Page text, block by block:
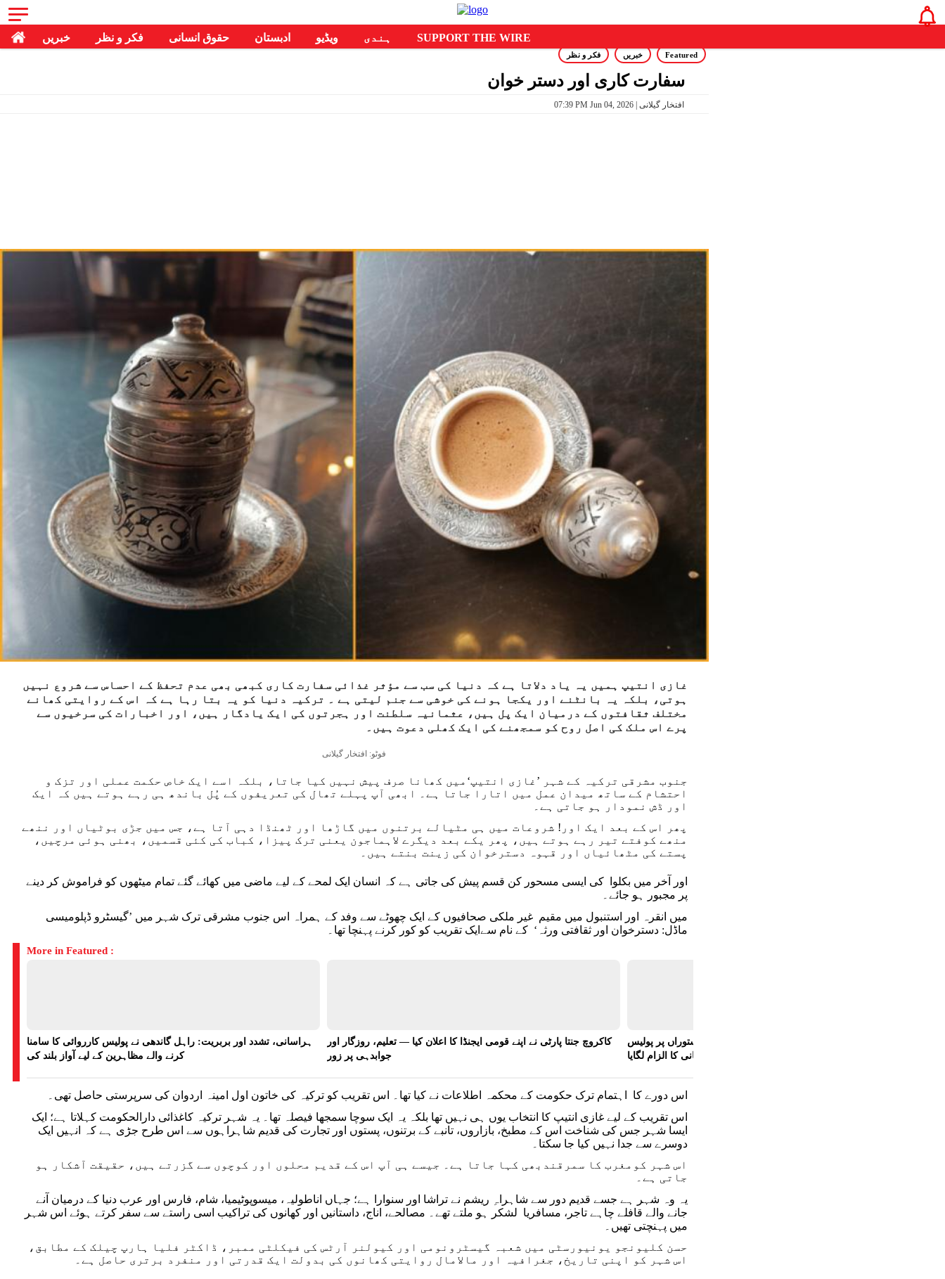
خبریں فکر و نظر حقوق انسانی ادبستان ویڈیو ہندی SUPPORT THE WIRE
Featured خبریں فکر و نظر
سفارت کاری اور دستر خوان
07:39 PM Jun 04, 2026 | افتخار گیلانی
غازی انتیپ ہمیں یہ یاد دلاتا ہے کہ دنیا کی سب سے مؤثر غذائی سفارت کاری کبھی بھی عدم تحفظ کے احساس سے شروع نہیں
ہوتی، بلکہ یہ بانٹنے اور یکجا ہونے کی خوشی سے جنم لیتی ہے ۔ ترکیہ دنیا کو یہ بتا رہا ہے کہ اس کے روایتی کھانے
مختلف ثقافتوں کے درمیان ایک پل ہیں، عثمانیہ سلطنت اور ہجرتوں کی ایک یادگار ہیں، اور اخبارات کی سرخیوں سے
پرے اس ملک کی اصل روح کو سمجھنے کی ایک کھلی دعوت ہیں۔
فوٹو: افتخار گیلانی
جنوب مشرقی ترکیہ کے شہر ’غازی انتیپ‘میں کھانا صرف پیش نہیں کیا جاتا، بلکہ اسے ایک خاص حکمت عملی اور تزک و
احتشام کے ساتھ میدان عمل میں اتارا جاتا ہے۔ ابھی آپ پہلے تھال کی تعریفوں کے پُل باندھ ہی رہے ہوتے ہیں کہ ایک
اور ڈش نمودار ہو جاتی ہے۔
پھر اس کے بعد ایک اور! شروعات میں ہی مٹیالے برتنوں میں گاڑھا اور ٹھنڈا دہی آتا ہے، جس میں جڑی بوٹیاں اور ننھے
منھے کوفتے تیر رہے ہوتے ہیں، پھر یکے بعد دیگرے لاہماجون یعنی ترک پیزا، کباب کی کئی قسمیں، بھنی ہوئی مرچیں،
پستے کی مٹھائیاں اور قہوہ دسترخوان کی زینت بنتے ہیں۔
اور آخر میں بکلوا کی ایسی مسحور کن قسم پیش کی جاتی ہے کہ انسان ایک لمحے کے لیے ماضی میں کھائے گئے تمام میٹھوں کو فراموش کر دینے
پر مجبور ہو جائے۔
میں انقرہ اور استنبول میں مقیم غیر ملکی صحافیوں کے ایک چھوٹے سے وفد کے ہمراہ اس جنوب مشرقی ترک شہر میں ’گیسٹرو ڈپلومیسی
ماڈل: دسترخوان اور ثقافتی ورثہ‘ کے نام سےایک تقریب کو کور کرنے پہنچا تھا۔
More in Featured :
ہراسانی، تشدد اور بربریت: راہل گاندھی نے پولیس کارروائی کا سامنا
کرنے والے مظاہرین کے لیے آواز بلند کی
کاکروچ جنتا پارٹی نے اپنے قومی ایجنڈا کا اعلان کیا — تعلیم، روزگار اور
جوابدہی پر زور
سی جے پی تحریک: جنتر منتر پر کھانا پہنچانے والے ریستوراں پر پولیس
کا دباؤ، مالکان نے ہراسانی کا الزام لگایا
اس دورے کا اہتمام ترک حکومت کے محکمہ اطلاعات نے کیا تھا۔ اس تقریب کو ترکیہ کی خاتون اول امینہ اردوان کی سرپرستی حاصل تھی۔
اس تقریب کے لیے غازی انتیپ کا انتخاب یوں ہی نہیں تھا بلکہ یہ ایک سوچا سمجھا فیصلہ تھا۔ یہ شہر ترکیہ کاغذائی دارالحکومت کہلاتا ہے؛ ایک
ایسا شہر جس کی شناخت اس کے مطبخ، بازاروں، تانبے کے برتنوں، پستوں اور تجارت کی قدیم شاہراہوں سے اس طرح جڑی ہے کہ انہیں ایک
دوسرے سے جدا نہیں کیا جا سکتا۔
اس شہر کومغرب کا سمرقندبھی کہا جاتا ہے۔ جیسے ہی آپ اس کے قدیم محلوں اور کوچوں سے گزرتے ہیں، حقیقت آشکار ہو
جاتی ہے۔
یہ وہ شہر ہے جسے قدیم دور سے شاہراہِ ریشم نے تراشا اور سنوارا ہے؛ جہاں اناطولیہ، میسوپوٹیمیا، شام، فارس اور عرب دنیا کے درمیان آنے
جانے والے قافلے چاہے تاجر، مسافریا لشکر ہو ملتے تھے۔ مصالحے، اناج، داستانیں اور کھانوں کی تراکیب اسی راستے سے سفر کرتے ہوئے اس شہر
میں پہنچتی تھیں۔
حسن کلیونجو یونیورسٹی میں شعبہ گیسٹرونومی اور کیولنر آرٹس کی فیکلٹی ممبر، ڈاکٹر فلیا ہارپ چیلک کے مطابق،
اس شہر کو اپنی تاریخ، جغرافیہ اور مالامال روایتی کھانوں کی بدولت ایک قدرتی اور منفرد برتری حاصل ہے۔